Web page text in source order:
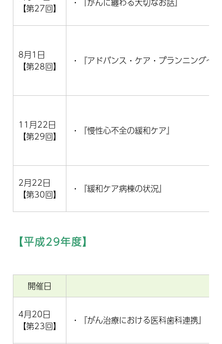
【第27回】
8月1日
【第28回】
・『アドバンス・ケア・プランニング～
11月22日
【第29回】
・『慢性心不全の緩和ケア』
2月22日
【第30回】
・『緩和ケア病棟の状況』
【平成29年度】
開催日
4月20日
【第23回】
・『がん治療における医科歯科連携』